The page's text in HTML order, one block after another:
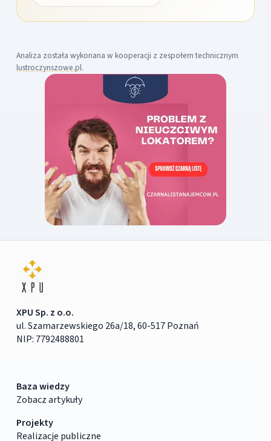
Analiza została wykonana w kooperacji z zespołem technicznym
lustroczynszowe.pl.
XPU Sp. z o.o.
ul. Szamarzewskiego 26a/18, 60-517 Poznań
NIP: 7792488801
Baza wiedzy
Zobacz artykuły
Projekty
Realizacje publiczne